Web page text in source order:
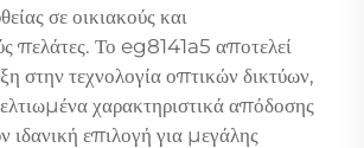
σε οικιακούς και
πελάτες. Το eg8141a5 αποτελεί
στην τεχνολογία οπτικών δικτύων,
χαρακτηριστικά απόδοσης
ιδανική επιλογή για μεγάλης